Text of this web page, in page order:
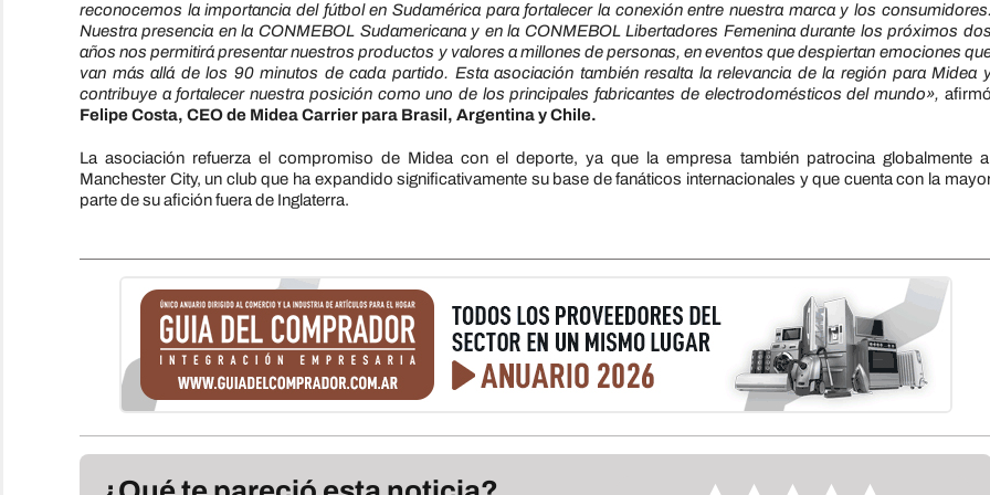
reconocemos la importancia del fútbol en Sudamérica para fortalecer la conexión entre nuestra marca y los
Nuestra presencia en la CONMEBOL Sudamericana y en la CONMEBOL Libertadores Femenina durante los próximos
años nos permitirá presentar nuestros productos y valores a millones de personas, en eventos que despiertan emociones
van más allá de los 90 minutos de cada partido. Esta asociación también resalta la relevancia de la región para Midea
contribuye a fortalecer nuestra posición como uno de los principales fabricantes de electrodomésticos del mundo»,
Felipe Costa, CEO de Midea Carrier para Brasil, Argentina y Chile.
La asociación refuerza el compromiso de Midea con el deporte, ya que la empresa también patrocina globalmente
Manchester City, un club que ha expandido significativamente su base de fanáticos internacionales y que cuenta con la
parte de su afición fuera de Inglaterra.